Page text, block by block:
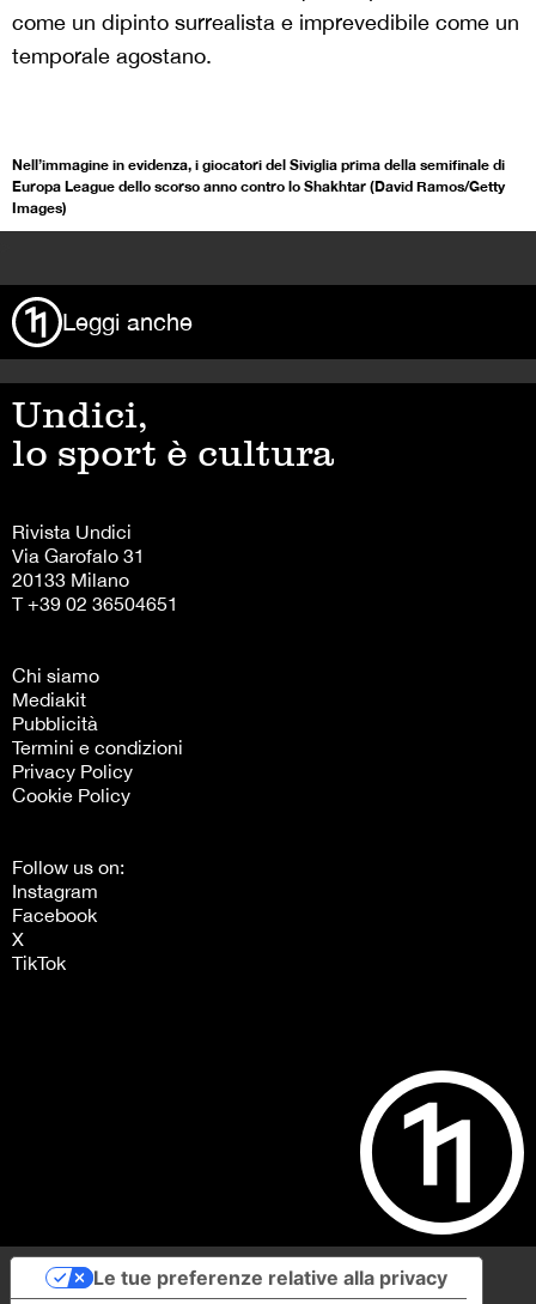
come un dipinto surrealista e imprevedibile come un
temporale agostano.
Nell’immagine in evidenza, i giocatori del Siviglia prima della semifinale di
Europa League dello scorso anno contro lo Shakhtar (David Ramos/Getty
Images)
Leggi anche
Undici,
lo sport è cultura
Rivista Undici
Via Garofalo 31
20133 Milano
T +39 02 36504651
Chi siamo
Mediakit
Pubblicità
Termini e condizioni
Privacy Policy
Cookie Policy
Follow us on:
Instagram
Facebook
X
TikTok
Le tue preferenze relative alla privacy